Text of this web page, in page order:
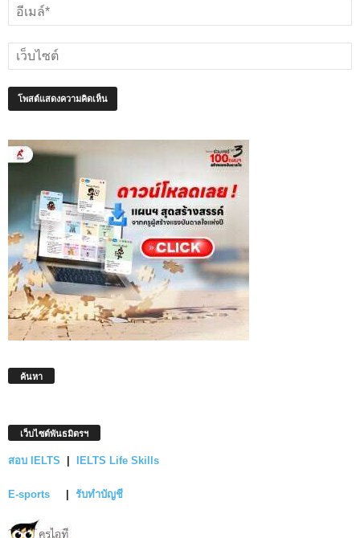
ค้นหา
เว็บไซต์พันธมิตรฯ
สอบ IELTS IELTS Life Skills
E-sports รับทำบัญชี